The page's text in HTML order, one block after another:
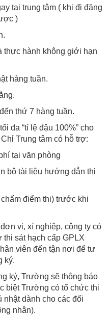
tại trung tâm ( khi đi đăng
)
thực hành không giới hạn
hàng tuần.
thứ 7 hàng tuần.
đa “tỉ lệ đậu 100%” cho
Trung tâm có hỗ trợ:
tại văn phòng
bộ tài liệu hướng dẫn thi
điểm thi) trước khi
vị, xí nghiệp, công ty có
thi sát hạch cấp GPLX
viên đến tận nơi để tư
ký.
ký, Trường sẽ thông báo
biệt Trường có tổ chức thi
nhật dành cho các đối
nhân).